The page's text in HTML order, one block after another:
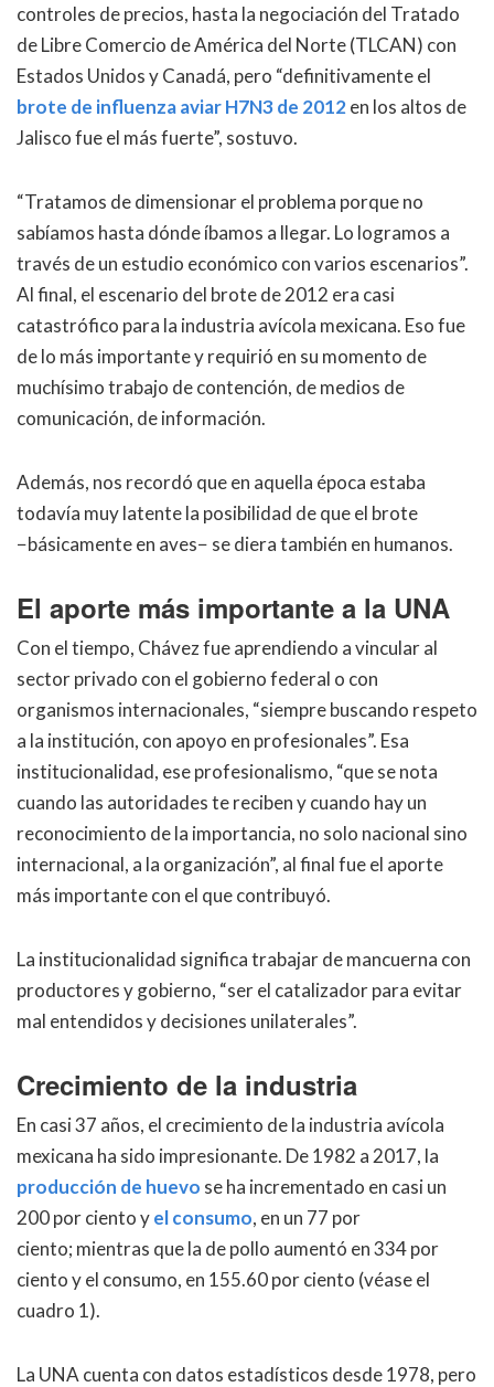
controles de precios, hasta la negociación del Tratado
de Libre Comercio de América del Norte (TLCAN) con
Estados Unidos y Canadá, pero “definitivamente el
brote de influenza aviar H7N3 de 2012en los altos de
Jalisco fue el más fuerte”, sostuvo.
“Tratamos de dimensionar el problema porque no
sabíamos hasta dónde íbamos a llegar. Lo logramos a
través de un estudio económico con varios escenarios”.
Al final, el escenario del brote de 2012 era casi
catastrófico para la industria avícola mexicana. Eso fue
de lo más importante y requirió en su momento de
muchísimo trabajo de contención, de medios de
comunicación, de información.
Además, nos recordó que en aquella época estaba
todavía muy latente la posibilidad de que el brote
−básicamente en aves− se diera también en humanos.
El aporte más importante a la UNA
Con el tiempo, Chávez fue aprendiendo a vincular al
sector privado con el gobierno federal o con
organismos internacionales, “siempre buscando respeto
a la institución, con apoyo en profesionales”. Esa
institucionalidad, ese profesionalismo, “que se nota
cuando las autoridades te reciben y cuando hay un
reconocimiento de la importancia, no solo nacional sino
internacional, a la organización”, al final fue el aporte
más importante con el que contribuyó.
La institucionalidad significa trabajar de mancuerna con
productores y gobierno, “ser el catalizador para evitar
mal entendidos y decisiones unilaterales”.
Crecimiento de la industria
En casi 37 años, el crecimiento de la industria avícola
mexicana ha sido impresionante. De 1982 a 2017, la
producción de huevo se ha incrementado en casi un
200 por ciento yel consumo, en un 77 por
ciento; mientras que la de pollo aumentó en 334 por
ciento y el consumo, en 155.60 por ciento (véase el
cuadro 1).
La UNA cuenta con datos estadísticos desde 1978, pero